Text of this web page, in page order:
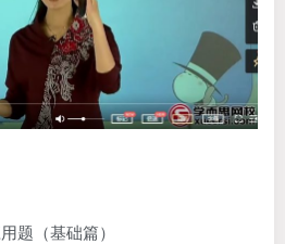
题（基础篇）